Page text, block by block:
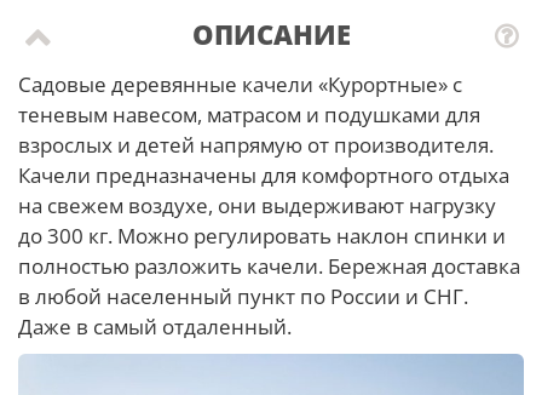
ОПИСАНИЕ
Садовые деревянные качели «Курортные» с
теневым навесом, матрасом и подушками для
взрослых и детей напрямую от производителя.
Качели предназначены для комфортного отдыха
на свежем воздухе, они выдерживают нагрузку
до 300 кг. Можно регулировать наклон спинки и
полностью разложить качели. Бережная доставка
в любой населенный пункт по России и СНГ.
Даже в самый отдаленный.